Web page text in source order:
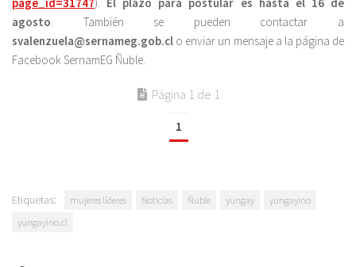
page_id=31747). El plazo para postular es hasta el 16 de
agosto. También se pueden contactar a
svalenzuela@sernameg.gob.cl o enviar un mensaje a la página de
Facebook SernamEG Ñuble.
Página 1 de 1
1
Etiquetas: mujeres líderes Noticias Ñuble yungay
yungayino
yungayino.cl